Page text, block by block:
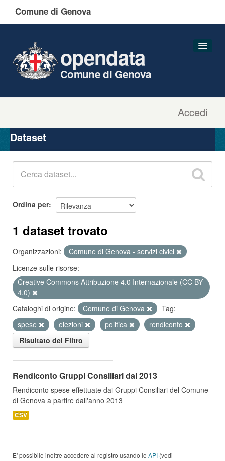
Comune di Genova
Accedi
opendata
Comune di Genova
Organizzazioni
Gruppi
Dataset
Ordina per
1 dataset trovato
Organizzazioni:
Comune di Genova - servizi civici
Licenze sulle risorse:
Creative Commons Attribuzione 4.0 Internazionale (CC BY
4.0)
Cataloghi di origine:
Comune di Genova
Tag:
spese
elezioni politica
rendiconto
Risultato del Filtro
Rendiconto Gruppi Consiliari dal 2013
Rendiconto spese effettuate dai Gruppi Consiliari del Comune
di Genova a partire dall'anno 2013
CSV
E' possibile inoltre accedere al registro usando le API (vedi